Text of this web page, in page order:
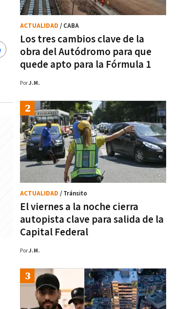
Los tres cambios clave de la
obra del Autódromo para que
quede apto para la Fórmula 1
ACTUALIDAD / CABA
PorJ.M.
El viernes a la noche cierra
autopista clave para salida de la
Capital Federal
ACTUALIDAD / Tránsito
PorJ.M.